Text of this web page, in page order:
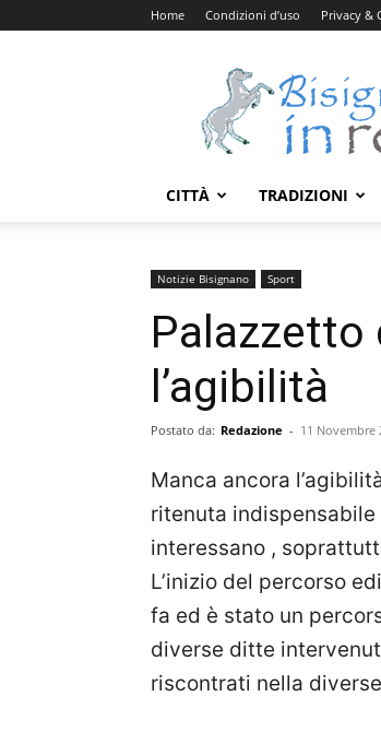
Home Condizioni d’uso Privacy &
CITTÀ TRADIZIONI
Notizie Bisignano Sport
Palazzetto
l’agibilità
Postato da: Redazione - 11 Novembre
Manca ancora
ritenuta
interessano ,
L’inizio del percorso
fa ed è stato un
diverse ditte
riscontrati nella